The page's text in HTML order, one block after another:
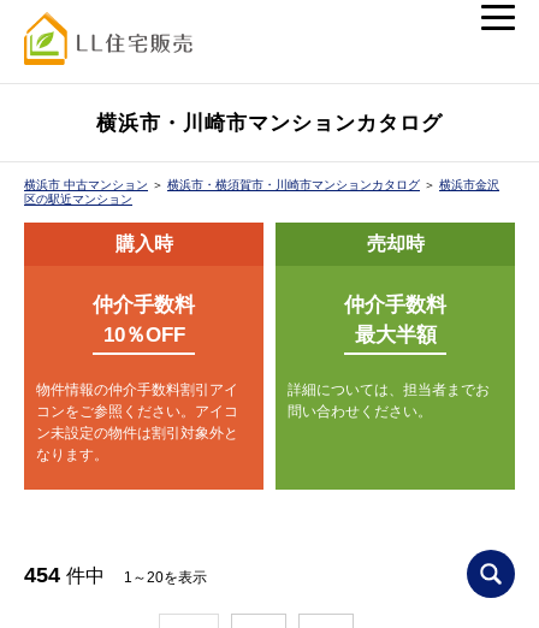
横浜市・川崎市マンションカタログ
横浜市 中古マンション ＞ 横浜市・横須賀市・川崎市マンションカタログ ＞ 横浜市金沢
区の駅近マンション
購入時
仲介手数料
10％OFF
物件情報の仲介手数料割引アイ
コンをご参照ください。 アイコ
ン未設定の物件は割引対象外と
なります。
売却時
仲介手数料
最大半額
詳細については、担当者までお
問い合わせください。
454 件中 1～20を表示